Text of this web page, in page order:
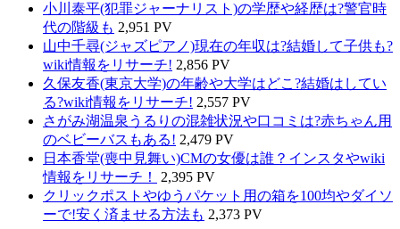
小川泰平(犯罪ジャーナリスト)の学歴や経歴は?警官時
代の階級も 2,951 PV
山中千尋(ジャズピアノ)現在の年収は?結婚して子供も?
wiki情報をリサーチ! 2,856 PV
久保友香(東京大学)の年齢や大学はどこ?結婚はしてい
る?wiki情報をリサーチ! 2,557 PV
さがみ湖温泉うるりの混雑状況や口コミは?赤ちゃん用
のベビーバスもある! 2,479 PV
日本香堂(喪中見舞い)CMの女優は誰？インスタやwiki
情報をリサーチ！
2,395 PV
クリックポストやゆうパケット用の箱を100均やダイソ
ーで!安く済ませる方法も 2,373 PV